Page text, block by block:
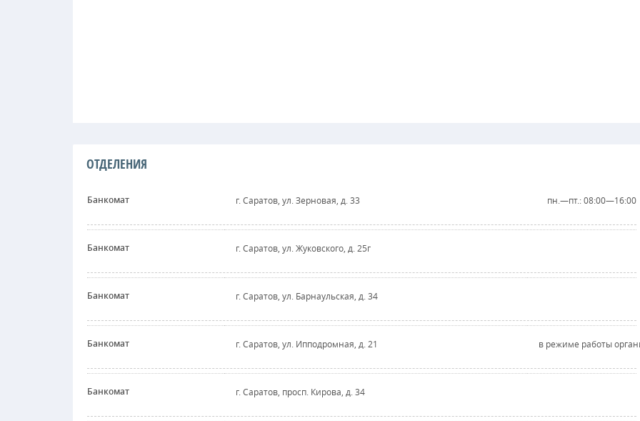
ОТДЕЛЕНИЯ
Банкомат г. Саратов, ул. Зерновая, д. 33 пн.—пт.: 08:00—16:00
Банкомат г. Саратов, ул. Жуковского, д. 25г
Банкомат г. Саратов, ул. Барнаульская, д. 34
Банкомат г. Саратов, ул. Ипподромная, д. 21 в режиме работы
Банкомат г. Саратов, просп. Кирова, д. 34